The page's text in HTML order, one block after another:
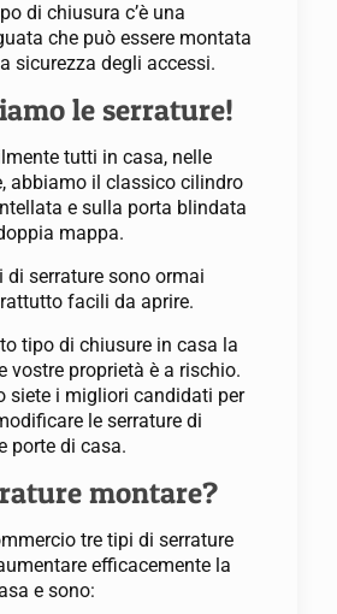
di chiusura c’è una
che può essere montata
sicurezza degli accessi.
le serrature!
tutti in casa, nelle
abbiamo il classico cilindro
e sulla porta blindata
mappa.
di serrature sono ormai
facili da aprire.
tipo di chiusure in casa la
vostre proprietà è a rischio.
siete i migliori candidati per
le serrature di
porte di casa.
montare?
tre tipi di serrature
efficacemente la
e sono: